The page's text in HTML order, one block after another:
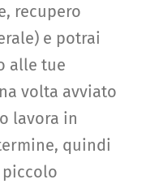
recupero
e potrai
alle tue
volta avviato
lavora in
quindi